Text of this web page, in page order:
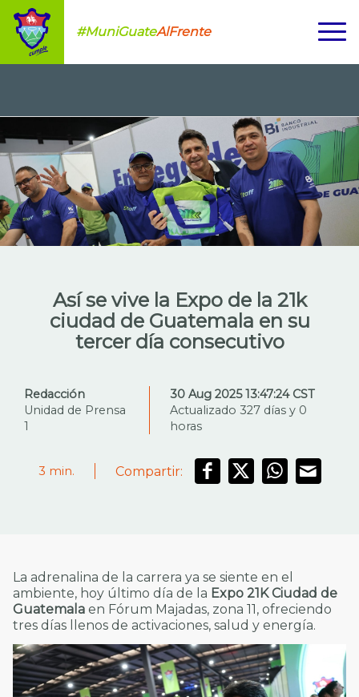
#MuniGuateAlFrente
Así se vive la Expo de la 21k
ciudad de Guatemala en su
tercer día consecutivo
Redacción
Unidad de Prensa
1
30 Aug 2025 13:47:24 CST
Actualizado 327 días y 0
horas
3 min. Compartir:
La adrenalina de la carrera ya se siente en el
ambiente, hoy último día de la Expo 21K Ciudad de
Guatemala en Fórum Majadas, zona 11, ofreciendo
tres días llenos de activaciones, salud y energía.